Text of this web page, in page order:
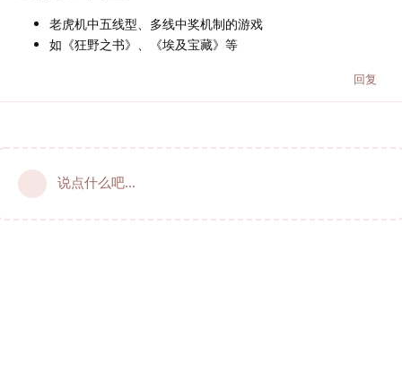
老虎机中五线型、多线中奖机制的游戏
如《狂野之书》、《埃及宝藏》等
回复
说点什么吧...